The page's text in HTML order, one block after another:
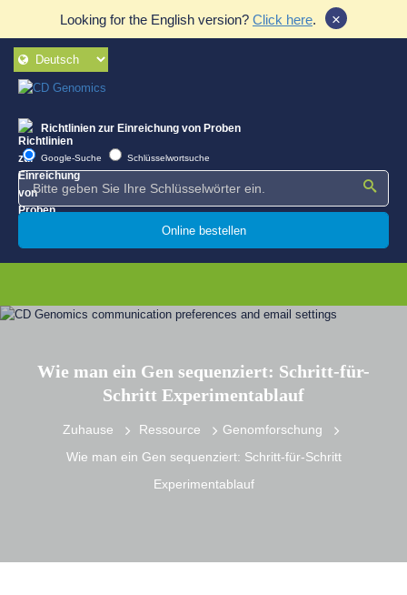
Looking for the English version? Click here. ×
Richtlinien zur Einreichung von Proben
Google-Suche Schlüsselwortsuche
Online bestellen
Wie man ein Gen sequenziert: Schritt-für-
Schritt Experimentablauf
Zuhause Ressource
Genomforschung
Wie man ein Gen sequenziert: Schritt-für-Schritt
Experimentablauf